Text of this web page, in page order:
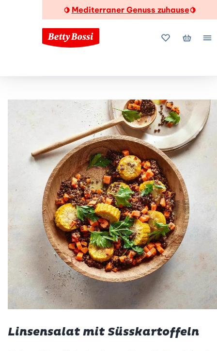
🍋 Mediterraner Genuss zuhause🍋
MeineMein
Linsensalat mit Süsskartoffeln